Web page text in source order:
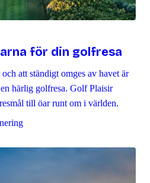
för din golfresa
att ständigt omges av havet är
härlig golfresa. Golf Plaisir
till öar runt om i världen.